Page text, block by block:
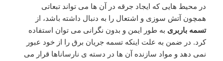
در محیط هایی که ایجاد جرقه در آن ها می تواند تبعاتی
همچون آتش سوزی و اشتعال را به دنبال داشته باشد، از
تسمه باربری به طور ایمن و بدون نگرانی می توان استفاده
کرد. در ضمن به علت اینکه تسمه جریان برق را از خود عبور
نمی دهد و مواد سازنده آن ها در دسته ی نارساناها قرار می